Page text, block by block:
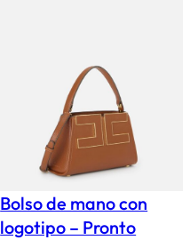
Bolso de mano con
logotipo – Pronto